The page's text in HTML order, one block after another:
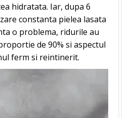
hidratata. Iar, dupa 6
constanta pielea lasata
o problema, ridurile au
de 90% si aspectul
ferm si reintinerit.